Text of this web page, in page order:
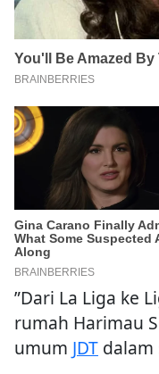
”Dari La Liga ke
rumah Harimau
umum JDT dalam